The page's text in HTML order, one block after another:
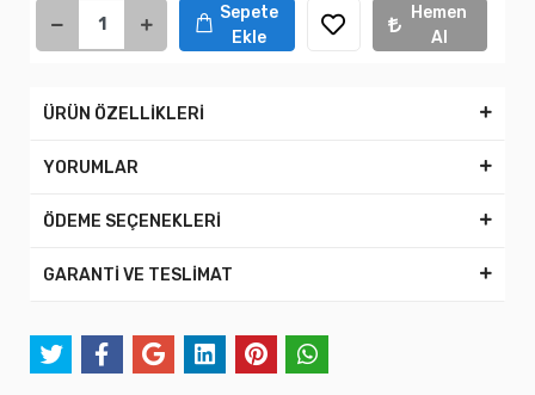
Sepete
Ekle
Hemen
Al
ÜRÜN ÖZELLİKLERİ
YORUMLAR
ÖDEME SEÇENEKLERİ
GARANTİ VE TESLİMAT